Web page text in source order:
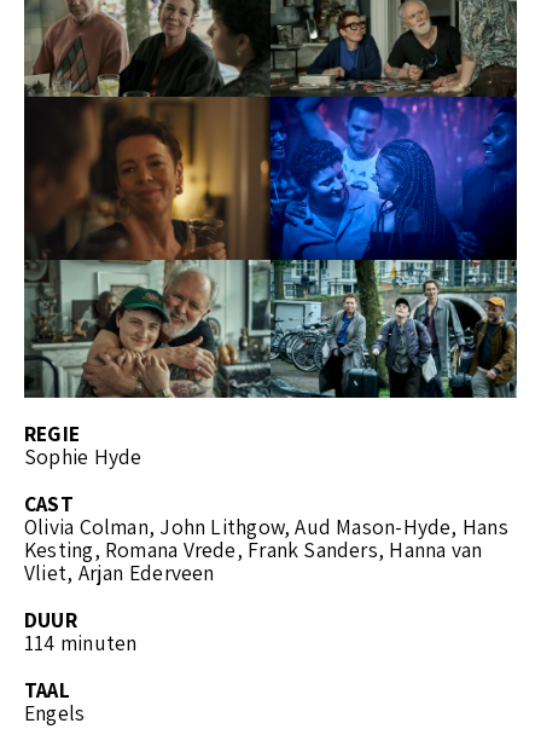
REGIE
Sophie Hyde
CAST
Olivia Colman, John Lithgow, Aud Mason-Hyde, Hans
Kesting, Romana Vrede, Frank Sanders, Hanna van
Vliet, Arjan Ederveen
DUUR
114 minuten
TAAL
Engels